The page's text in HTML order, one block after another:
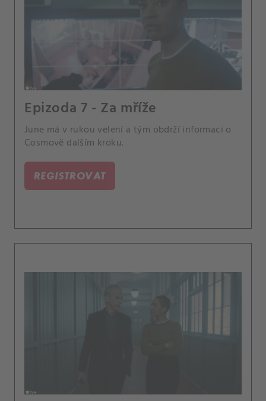
Epizoda 7 - Za mříže
June má v rukou velení a tým obdrží informaci o
Cosmově dalším kroku.
REGISTROVAT